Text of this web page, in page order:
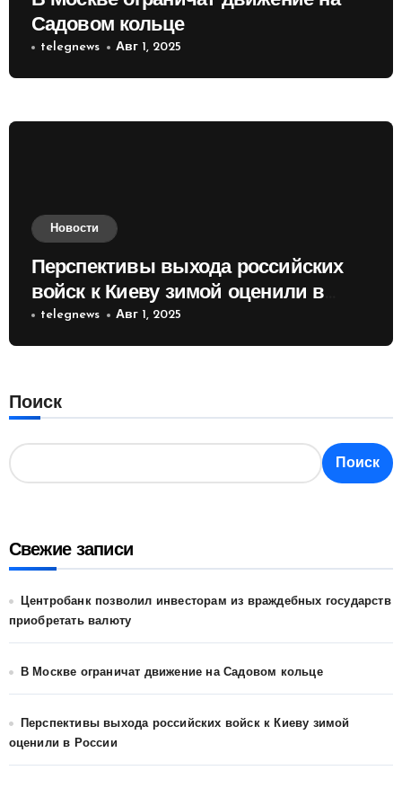
Садовом кольце
telegnews Авг 1, 2025
Новости
Перспективы выхода российских
войск к Киеву зимой оценили в
России
telegnews Авг 1, 2025
Поиск
Поиск
Свежие записи
Центробанк позволил инвесторам из враждебных государств
приобретать валюту
В Москве ограничат движение на Садовом кольце
Перспективы выхода российских войск к Киеву зимой
оценили в России